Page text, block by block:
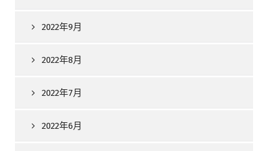
2022年9月
2022年8月
2022年7月
2022年6月